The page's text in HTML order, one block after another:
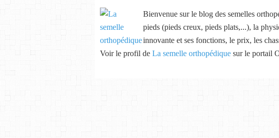
Bienvenue sur le blog des semelles
pieds (pieds creux, pieds plats,...), la
innovante et ses fonctions, le prix, les
Voir le profil de La semelle orthopédique sur le portail